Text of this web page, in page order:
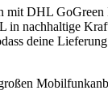
mit DHL GoGreen
in nachhaltige
deine